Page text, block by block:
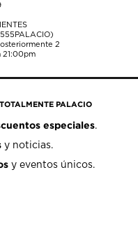
2
21:00pm
PALACIO
especiales.
y noticias.
y eventos únicos.